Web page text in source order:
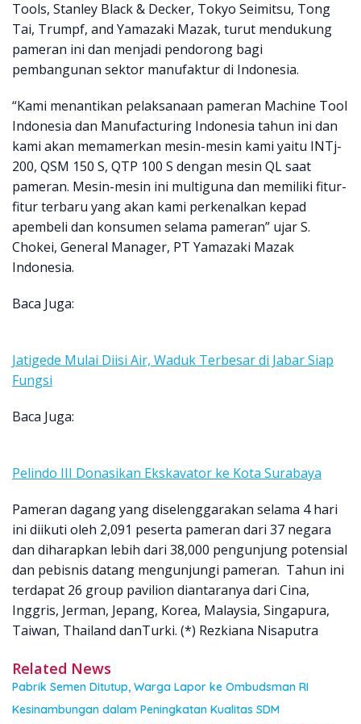
Tools, Stanley Black & Decker, Tokyo Seimitsu, Tong
Tai, Trumpf, and Yamazaki Mazak, turut mendukung
pameran ini dan menjadi pendorong bagi
pembangunan sektor manufaktur di Indonesia.
“Kami menantikan pelaksanaan pameran Machine Tool
Indonesia dan Manufacturing Indonesia tahun ini dan
kami akan memamerkan mesin-mesin kami yaitu INTj-
200, QSM 150 S, QTP 100 S dengan mesin QL saat
pameran. Mesin-mesin ini multiguna dan memiliki fitur-
fitur terbaru yang akan kami perkenalkan kepad
apembeli dan konsumen selama pameran” ujar S.
Chokei, General Manager, PT Yamazaki Mazak
Indonesia.
Baca Juga:
Jatigede Mulai Diisi Air, Waduk Terbesar di Jabar Siap
Fungsi
Baca Juga:
Pelindo III Donasikan Ekskavator ke Kota Surabaya
Pameran dagang yang diselenggarakan selama 4 hari
ini diikuti oleh 2,091 peserta pameran dari 37 negara
dan diharapkan lebih dari 38,000 pengunjung potensial
dan pebisnis datang mengunjungi pameran. Tahun ini
terdapat 26 group pavilion diantaranya dari Cina,
Inggris, Jerman, Jepang, Korea, Malaysia, Singapura,
Taiwan, Thailand danTurki. (*) Rezkiana Nisaputra
Related News
Pabrik Semen Ditutup, Warga Lapor ke Ombudsman RI
Kesinambungan dalam Peningkatan Kualitas SDM